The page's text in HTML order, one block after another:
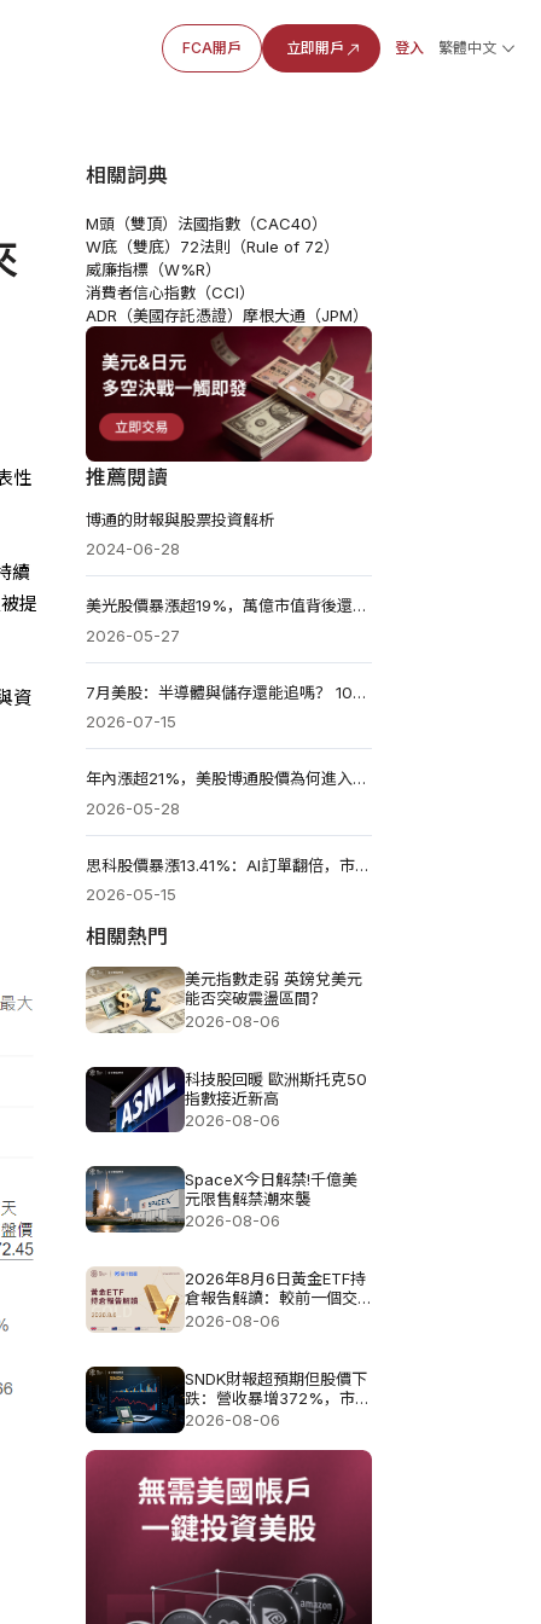
FCA開戶 立即開戶 登入 繁體中文
性
續
提
資
相關詞典
M頭（雙頂） 法國指數（CAC40）
W底（雙底） 72法則（Rule of 72）
威廉指標（W%R）
消費者信心指數（CCI）
ADR（美國存託憑證） 摩根大通（JPM）
推薦閱讀
博通的財報與股票投資解析
2024-06-28
美光股價暴漲超19%，萬億市值背後還有多少上漲空間?
2026-05-27
7月美股：半導體與儲存還能追嗎？ 10大標的買點與配置策略
2026-07-15
年內漲超21%，美股博通股價為何進入AI慢牛主升段?
2026-05-28
思科股價暴漲13.41%：AI訂單翻倍，市場重估舊龍頭?
2026-05-15
相關熱門
美元指數走弱 英鎊兌美元
能否突破震盪區間？
2026-08-06
科技股回暖 歐洲斯托克50
指數接近新高
2026-08-06
SpaceX今日解禁!千億美
元限售解禁潮來襲
2026-08-06
2026年8月6日黃金ETF持
倉報告解讀：較前一個交
易日增加4.851噸
2026-08-06
SNDK財報超預期但股價下
跌：營收暴增372%，市場
為何仍不買單?
2026-08-06